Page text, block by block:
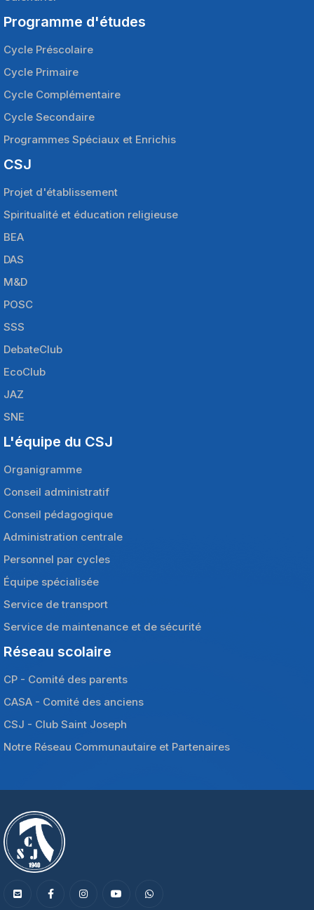
Programme d'études
Cycle Préscolaire
Cycle Primaire
Cycle Complémentaire
Cycle Secondaire
Programmes Spéciaux et Enrichis
CSJ
Projet d'établissement
Spiritualité et éducation religieuse
BEA
DAS
M&D
POSC
SSS
DebateClub
EcoClub
JAZ
SNE
L'équipe du CSJ
Organigramme
Conseil administratif
Conseil pédagogique
Administration centrale
Personnel par cycles
Équipe spécialisée
Service de transport
Service de maintenance et de sécurité
Réseau scolaire
CP - Comité des parents
CASA - Comité des anciens
CSJ - Club Saint Joseph
Notre Réseau Communautaire et Partenaires